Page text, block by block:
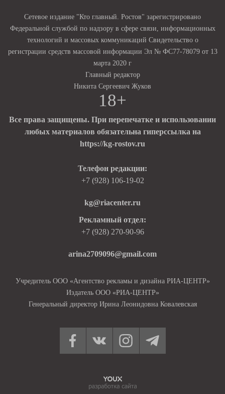
Сетевое издание "Кто главный. Ростов" зарегистрировано
Федеральной службой по надзору в сфере связи, информационных
технологий и массовых коммуникаций Свидетельство о
регистрации средств массовой информации Эл № ФС77-78079 от 13
марта 2020 г
Главный редактор
Никита Сергеевич Жуков
18+
Все права защищены. При перепечатке и использовании
любых материалов обязательна гиперссылка на
https://kg-rostov.ru
Телефон редакции:
+7 (928) 106-19-02
kg@riacenter.ru
Рекламный отдел:
+7 (928) 270-90-96
arina2709096@gmail.com
Учредитель ООО «Агентство рекламы и дизайна РИА-ЦЕНТР»
Издатель ООО «РИА-ЦЕНТР»
Генеральный директор Ирина Леонидовна Ковалевская